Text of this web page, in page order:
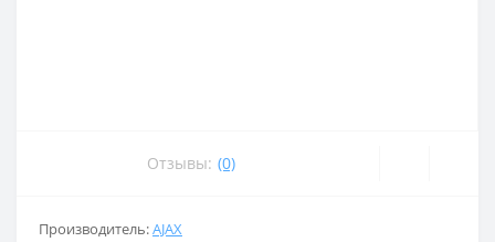
Отзывы: (0)
Производитель:AJAX